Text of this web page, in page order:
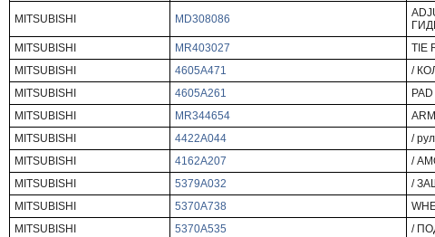
MITSUBISHI MD308086
MITSUBISHI
MR403027
TIE
MITSUBISHI
4605A471
/
MITSUBISHI
4605A261
MITSUBISHI
MR344654
MITSUBISHI
4422A044
/
MITSUBISHI
4162A207
/
MITSUBISHI
5379A032
/
MITSUBISHI
5370A738
MITSUBISHI
5370A535
/